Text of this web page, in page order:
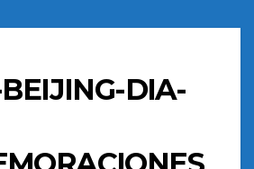
DIA-